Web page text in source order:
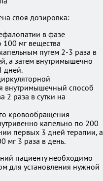
своя дозировка:
в фазе
мг вещества
путем 2-3 раза в
а затем внутримышечно
дней.
внутримышечный способ
2 раза в сутки на
кровообращения
капельно по 200
первых 3 дней терапии, а
мг 3 раза в день.
пациенту необходимо
для установления нужной